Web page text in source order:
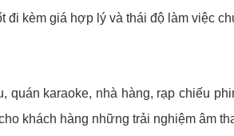
kèm giá hợp lý và thái độ làm việc
karaoke, nhà hàng, rạp chiếu
khách hàng những trải nghiệm âm